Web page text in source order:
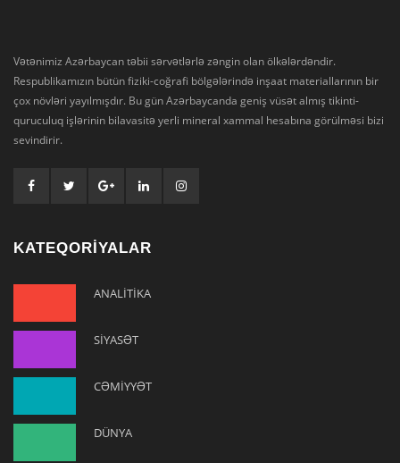
Vətənimiz Azərbaycan təbii sərvətlərlə zəngin olan ölkələrdəndir.
Respublikamızın bütün fiziki-coğrafi bölgələrində inşaat materiallarının bir
çox növləri yayılmışdır. Bu gün Azərbaycanda geniş vüsət almış tikinti-
quruculuq işlərinin bilavasitə yerli mineral xammal hesabına görülməsi bizi
sevindirir.
KATEQORİYALAR
ANALİTİKA
SİYASƏT
CƏMİYYƏT
DÜNYA